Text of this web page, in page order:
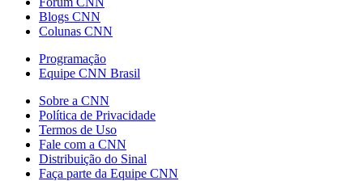
Blogs CNN
Colunas CNN
Programação
Equipe CNN Brasil
Sobre a CNN
Política de Privacidade
Termos de Uso
Fale com a CNN
Distribuição do Sinal
Faça parte da Equipe CNN